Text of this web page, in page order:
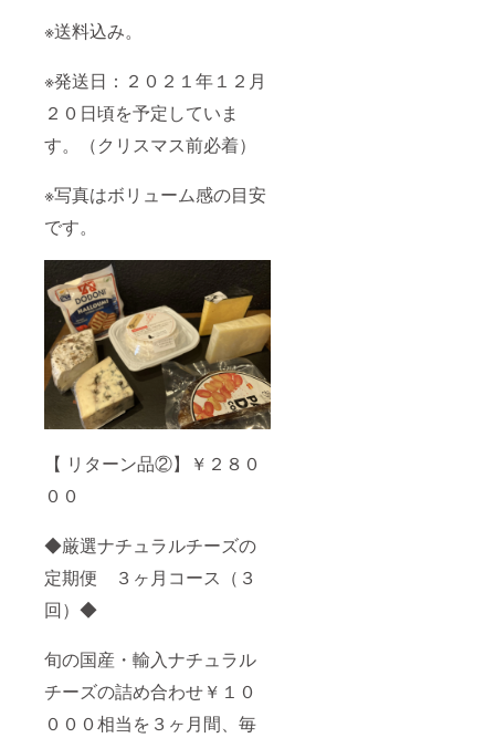
※送料込み。
※発送日：２０２１年１２月
２０日頃を予定していま
す。（クリスマス前必着）
※写真はボリューム感の目安
です。
【 リターン品②】￥２８０
００
◆厳選ナチュラルチーズの
定期便 ３ヶ月コース（３
回）◆
旬の国産・輸入ナチュラル
チーズの詰め合わせ￥１０
０００相当を３ヶ月間、毎